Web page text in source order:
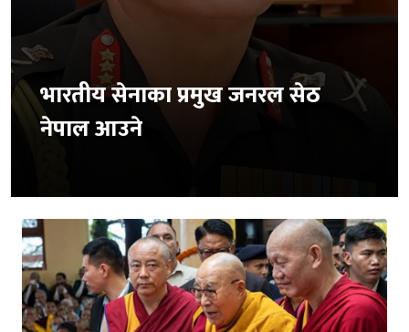
भारतीय सेनाका प्रमुख जनरल सेठ
नेपाल आउने